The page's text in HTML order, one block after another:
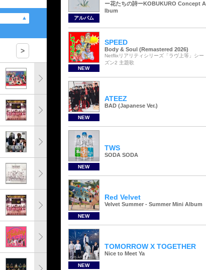
>
アルバム
ー花たちの詩ーKOBUKURO Concept A
lbum
NEW
SPEED
Body & Soul (Remastered 2026)
Netflixリアリティシリーズ「ラヴ上等」シー
ズン2 主題歌
NEW
ATEEZ
BAD (Japanese Ver.)
NEW
TWS
SODA SODA
NEW
Red Velvet
Velvet Summer - Summer Mini Album
NEW
TOMORROW X TOGETHER
Nice to Meet Ya